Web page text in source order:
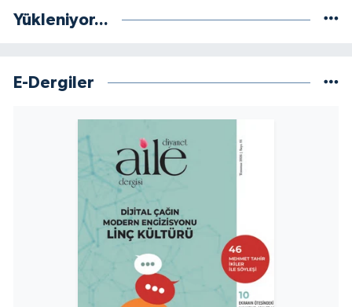
Yükleniyor...
E-Dergiler